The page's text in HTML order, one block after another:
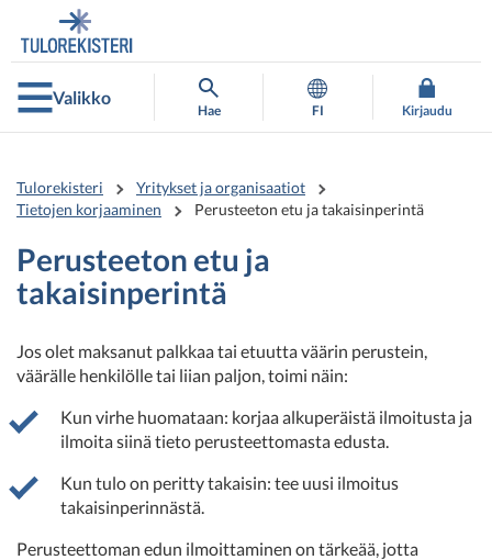
suoraan
sisältöön
koko
sivuston
hakuun
Valikko
Hae FI Kirjaudu
Tulorekisteri
Yritykset ja organisaatiot
Tietojen korjaaminen
Perusteeton etu ja takaisinperintä
Perusteeton etu ja
takaisinperintä
Jos olet maksanut palkkaa tai etuutta väärin perustein,
väärälle henkilölle tai liian paljon, toimi näin:
Kun virhe huomataan: korjaa alkuperäistä ilmoitusta ja
ilmoita siinä tieto perusteettomasta edusta.
Kun tulo on peritty takaisin: tee uusi ilmoitus
takaisinperinnästä.
Perusteettoman edun ilmoittaminen on tärkeää, jotta